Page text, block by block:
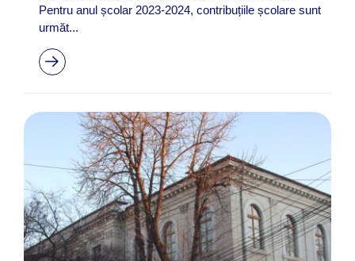
Pentru anul școlar 2023-2024, contribuțiile școlare sunt
următ...